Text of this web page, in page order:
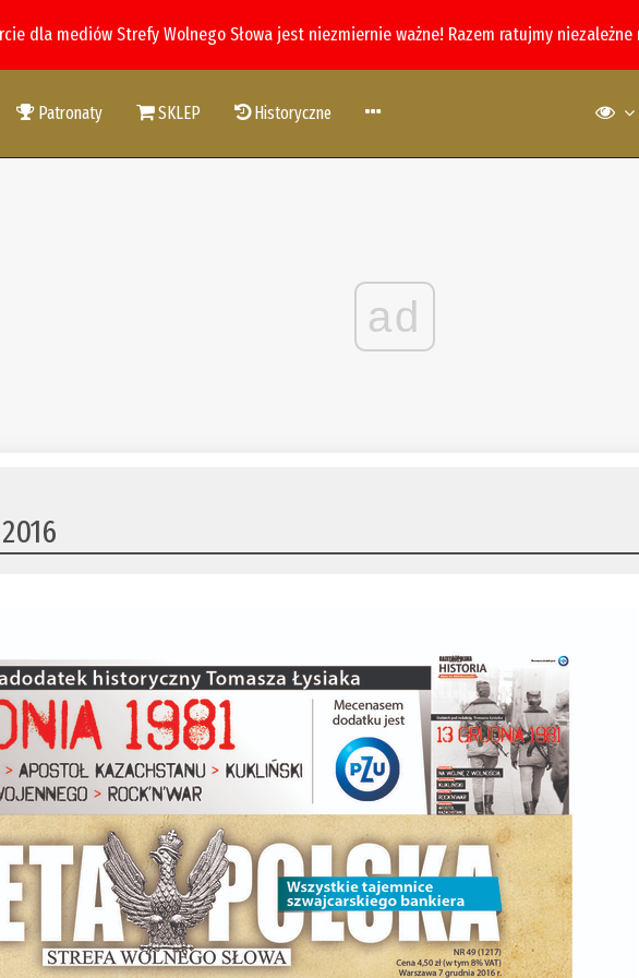
dla mediów Strefy Wolnego Słowa jest niezmiernie ważne! Razem ratujmy
Patronaty SKLEP Historyczne
ad